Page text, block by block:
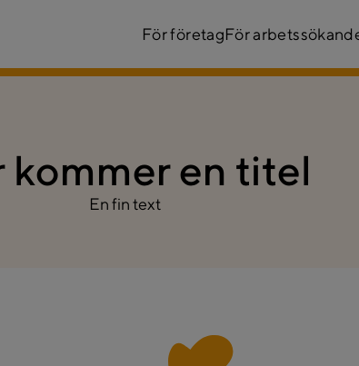
För företagFör
kommer en titel
En fin text